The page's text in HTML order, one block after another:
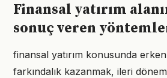
Finansal yatırım
sonuç veren
finansal yatırım konusunda
farkındalık kazanmak, ileri